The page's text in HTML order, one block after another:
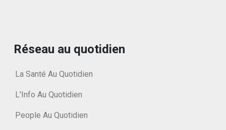
Réseau au quotidien
La Santé Au Quotidien
L'Info Au Quotidien
People Au Quotidien